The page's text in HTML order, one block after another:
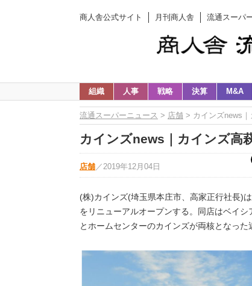
商人舎公式サイト 月刊商人舎 流通スーパ
組織 人事 戦略 決算 M&A
流通スーパーニュース > 店舗 > カインズnews
カインズnews｜カインズ高
店舗 ／ 2019年12月04日
(株)カインズ(埼玉県本庄市、高家正行社長)
をリニューアルオープンする。同店はベイ
とホームセンターのカインズが両核となっ